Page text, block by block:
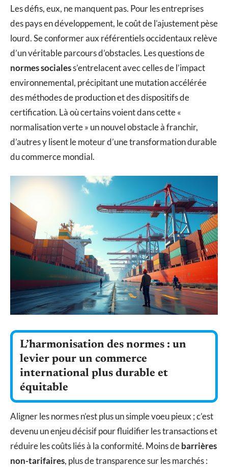
Les défis, eux, ne manquent pas. Pour les entreprises
des pays en développement, le coût de l’ajustement pèse
lourd. Se conformer aux référentiels occidentaux relève
d’un véritable parcours d’obstacles. Les questions de
normes socialess’entrelacent avec celles de l’impact
environnemental, précipitant une mutation accélérée
des méthodes de production et des dispositifs de
certification. Là où certains voient dans cette «
normalisation verte » un nouvel obstacle à franchir,
d’autres y lisent le moteur d’une transformation durable
du commerce mondial.
L’harmonisation des normes : un
levier pour un commerce
international plus durable et
équitable
Aligner les normes n’est plus un simple voeu pieux ; c’est
devenu un enjeu décisif pour fluidifier les transactions et
réduire les coûts liés à la conformité. Moins debarrières
non-tarifaires, plus de transparence sur les marchés :